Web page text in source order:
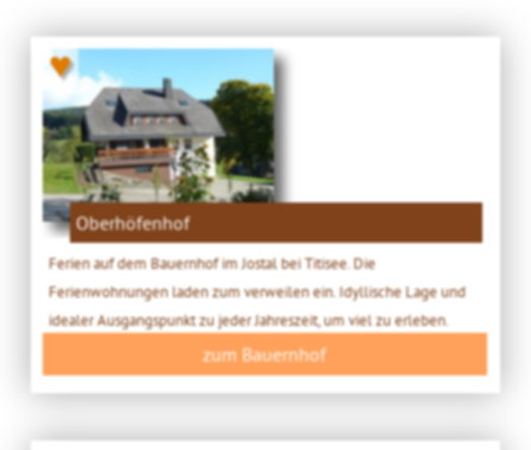
♥
Oberhöfenhof
Ferien auf dem Bauernhof im Jostal bei Titisee. Die
Ferienwohnungen laden zum verweilen ein. Idyllische Lage und
idealer Ausgangspunkt zu jeder Jahreszeit, um viel zu erleben.
zum Bauernhof